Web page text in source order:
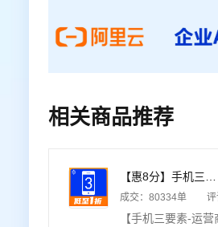
相关商品推荐
成交： 80334单 评